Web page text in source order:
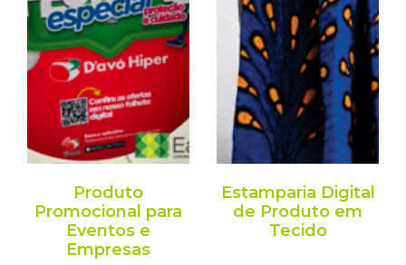
Produto
Promocional para
Eventos e
Empresas
Estamparia Digital
de Produto em
Tecido